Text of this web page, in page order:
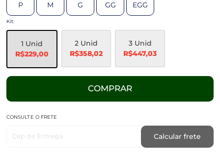
P M G GG EGG
Kit:
1 Unid
R$229,00
2 Unid
R$358,02
3 Unid
R$447,03
COMPRAR
CONSULTE O FRETE
Cep de Entrega Calcular frete